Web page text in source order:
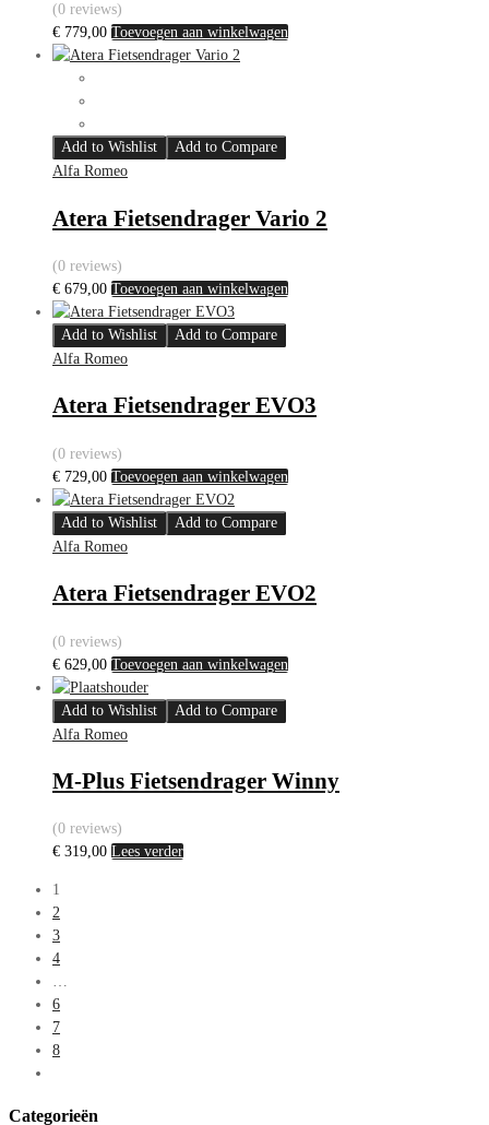
(0 reviews)
€ 779,00 Toevoegen aan winkelwagen
Add to Wishlist
Add to Compare
Alfa Romeo
Atera Fietsendrager Vario 2
(0 reviews)
€ 679,00 Toevoegen aan winkelwagen
Add to Wishlist
Add to Compare
Alfa Romeo
Atera Fietsendrager EVO3
(0 reviews)
€ 729,00 Toevoegen aan winkelwagen
Add to Wishlist
Add to Compare
Alfa Romeo
Atera Fietsendrager EVO2
(0 reviews)
€ 629,00 Toevoegen aan winkelwagen
Add to Wishlist
Add to Compare
Alfa Romeo
M-Plus Fietsendrager Winny
(0 reviews)
€ 319,00 Lees verder
1
2
3
4
…
6
7
8
Categorieën